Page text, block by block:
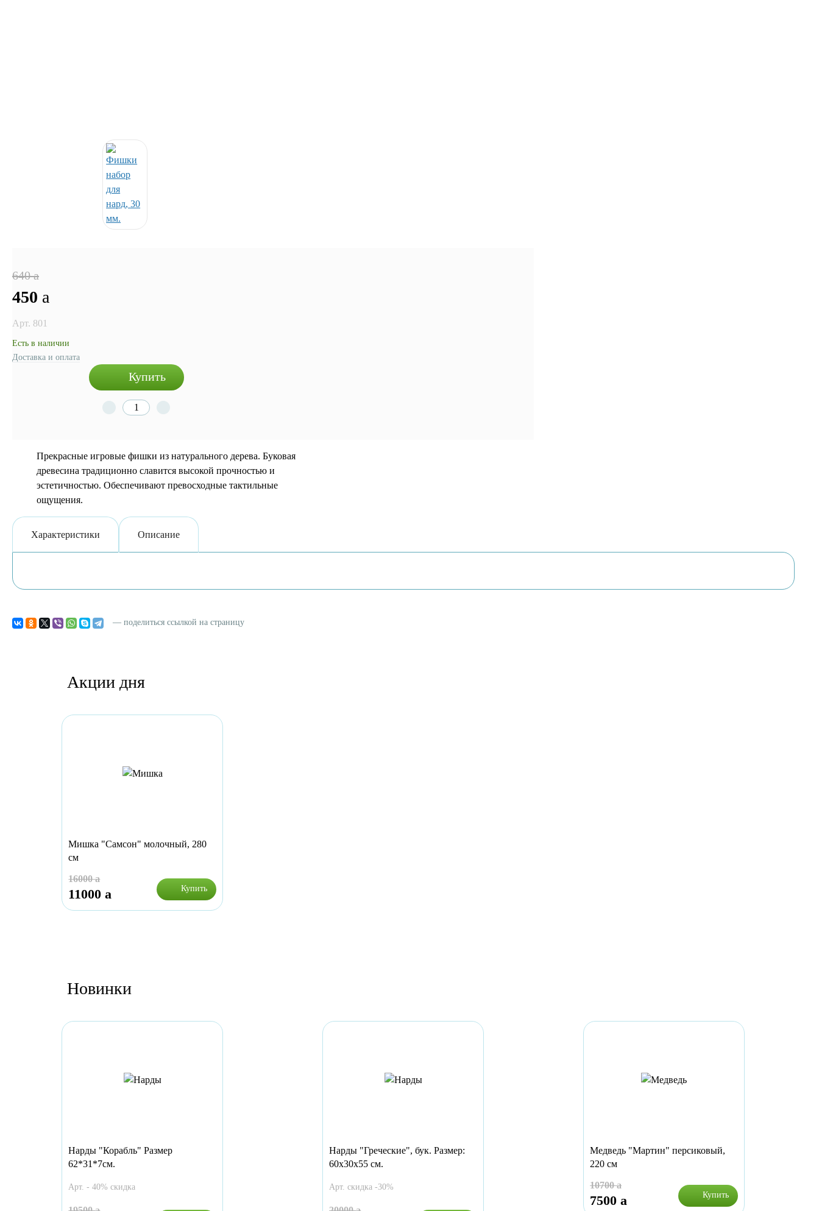
640a
450 a
Арт. 801
Есть в наличии
Доставка и оплата
Купить
Прекрасные игровые фишки из натурального дерева. Буковая
древесина традиционно славится высокой прочностью и
эстетичностью. Обеспечивают превосходные тактильные
ощущения.
Характеристики Описание
— поделиться ссылкой на страницу
Акции дня
Мишка "Самсон" молочный, 280
см
16000a
11000a Купить
Новинки
Нарды "Корабль" Размер
62*31*7см.
Арт. - 40% скидка
Нарды "Греческие", бук. Размер:
60х30х55 см.
Арт. скидка -30%
Медведь "Мартин" персиковый,
220 см
10700a
7500a Купить